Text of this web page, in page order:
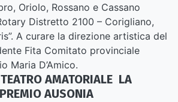
Oriolo, Rossano e Cassano
Distretto 2100 – Corigliano,
A curare la direzione artistica del
Fita Comitato provinciale
Maria D’Amico.
AMATORIALE LA
AUSONIA